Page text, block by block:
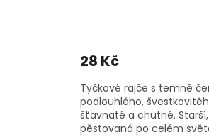
28 Kč
Tyčkové rajče s temně
podlouhlého,
šťavnaté a chutné.
pěstovaná po celém